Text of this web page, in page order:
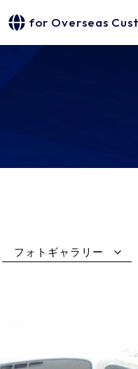
for Overseas
フォトギャラリー